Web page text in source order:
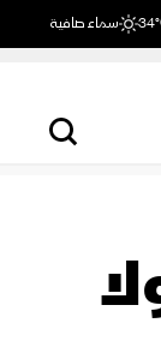
سماء صافية